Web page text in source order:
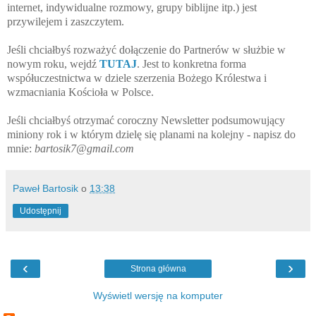
internet, indywidualne rozmowy, grupy biblijne itp.) jest
przywilejem i zaszczytem.
Jeśli chciałbyś rozważyć dołączenie do Partnerów w służbie w
nowym roku, wejdź TUTAJ. Jest to konkretna forma
współuczestnictwa w dziele szerzenia Bożego Królestwa i
wzmacniania Kościoła w Polsce.
Jeśli chciałbyś otrzymać coroczny Newsletter podsumowujący
miniony rok i w którym dzielę się planami na kolejny - napisz do
mnie: bartosik7@gmail.com
Paweł Bartosik o 13:38
Udostępnij
‹ ›
Strona główna
Wyświetl wersję na komputer